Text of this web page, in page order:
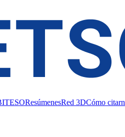
ResúmenesRed 3DCómo